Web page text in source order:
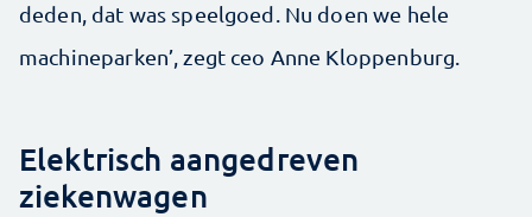
deden, dat was speelgoed. Nu doen we hele
machineparken’, zegt ceo Anne Kloppenburg.
Elektrisch aangedreven
ziekenwagen